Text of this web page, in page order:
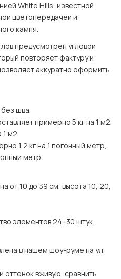
White Hills, известной
цветопередачей и
камня.
предусмотрен угловой
повторяет фактуру и
аккуратно оформить
шва.
примерно 5 кг на 1 м2.
1 м2.
1,2 кг на 1 погонный метр,
метр.
от 10 до 39 см, высота 10, 20,
элементов 24–30 штук.
в нашем шоу-руме на ул.
оттенок вживую, сравнить